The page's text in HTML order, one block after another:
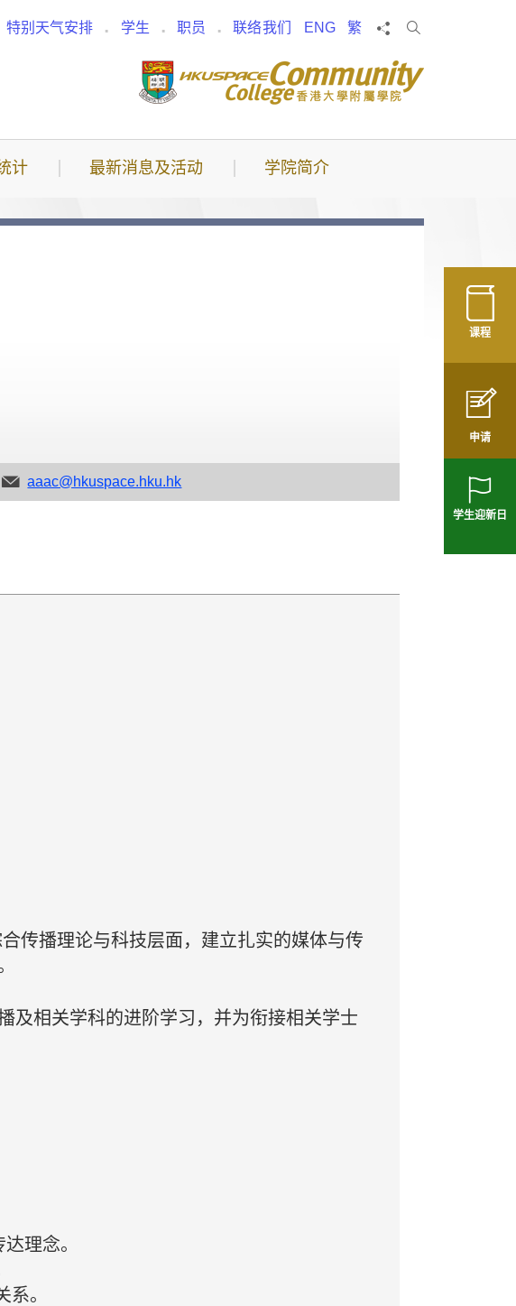
特别天气安排 学生 职员 联络我们 ENG 繁 分享
搜
计 最新消息及活动 学院简介
课程
申请
学生迎新日
aaac@hkuspace.hku.hk
传播理论与科技层面，建立扎实的媒体与传
及相关学科的进阶学习，并为衔接相关学士
理念。
系。